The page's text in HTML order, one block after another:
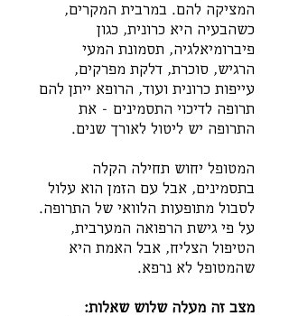
המציקה להם. במרבית המקרים,
כשהבעיה היא כרונית, כגון
פיברומיאלגיה, תסמונת המעי
הרגיש, סוכרת, דלקת מפרקים,
עייפות כרונית ועוד, הרופא ייתן להם
תרופה לדיכוי התסמינים - את
התרופה יש ליטול לאורך שנים.
המטופל יחוש תחילה הקלה
בתסמינים, אבל עם הזמן הוא עלול
לסבול מתופעות הלוואי של התרופה.
על פי גישת הרפואה המערבית,
הטיפול הצליח, אבל האמת היא
שהמטופל לא נרפא.
מצב זה מעלה שלוש שאלות: